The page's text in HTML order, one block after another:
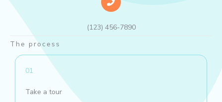
(123) 456-7890
The process
01
Take a tour